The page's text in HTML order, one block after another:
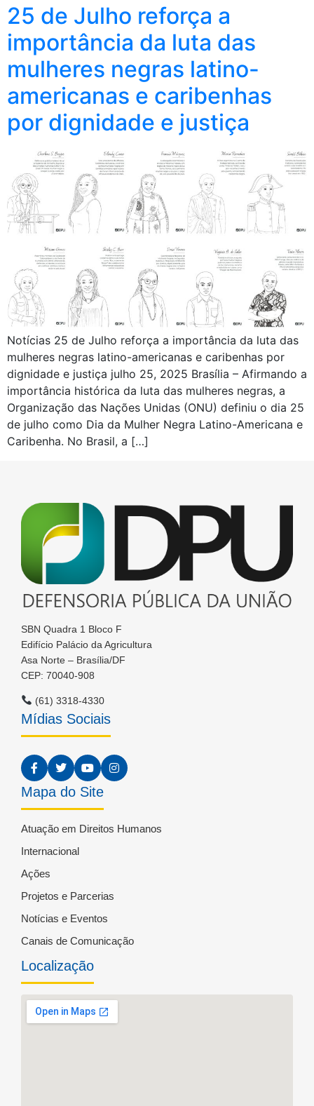
25 de Julho reforça a
importância da luta das
mulheres negras latino-
americanas e caribenhas
por dignidade e justiça
Notícias 25 de Julho reforça a importância da luta das
mulheres negras latino-americanas e caribenhas por
dignidade e justiça julho 25, 2025 Brasília – Afirmando a
importância histórica da luta das mulheres negras, a
Organização das Nações Unidas (ONU) definiu o dia 25
de julho como Dia da Mulher Negra Latino-Americana e
Caribenha. No Brasil, a […]
SBN Quadra 1 Bloco F
Edifício Palácio da Agricultura
Asa Norte – Brasília/DF
CEP: 70040-908
(61) 3318-4330
Mídias Sociais
Mapa do Site
Atuação em Direitos Humanos
Internacional
Ações
Projetos e Parcerias
Notícias e Eventos
Canais de Comunicação
Localização